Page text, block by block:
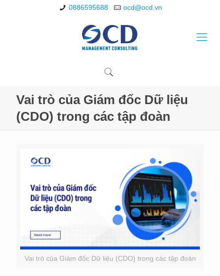
0886595688 ocd@ocd.vn
Vai trò của Giám đốc Dữ liệu
(CDO) trong các tập đoàn
Vai trò của Giám đốc Dữ liệu (CDO) trong các tập đoàn